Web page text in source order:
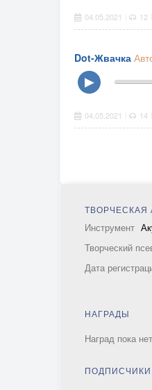
04.05.2021 12
Dot-Жвачка
▶
04.05.2021 14
ТВОРЧЕСКАЯ
Инструмент
Творческий
Дата
НАГРАДЫ
Наград пока
ПОДПИСЧИКИ